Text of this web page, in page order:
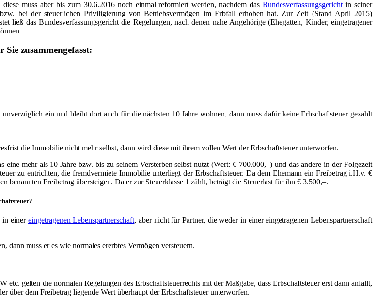
muss aber bis zum 30.6.2016 noch einmal reformiert werden, nachdem dasBundesverfassungsgericht in seiner
bei der steuerlichen Priviligierung von Betriebsvermögen im Erbfall erhoben hat. Zur Zeit (Stand April 2015)
ließ das Bundesverfassungsgericht die Regelungen, nach denen nahe Angehörige (Ehegatten, Kinder, eingetragener
zusammengefasst:
ein und bleibt dort auch für die nächsten 10 Jahre wohnen, dann muss dafür keine Erbschaftsteuer gezahlt
die Immobilie nicht mehr selbst, dann wird diese mit ihrem vollen Wert der Erbschaftsteuer unterworfen.
mehr als 10 Jahre bzw. bis zu seinem Versterben selbst nutzt (Wert: € 700.000,–) und das andere in der Folgezeit
zu entrichten, die fremdvermiete Immobilie unterliegt der Erbschaftsteuer. Da dem Ehemann ein Freibetrag i.H.v. €
Freibetrag übersteigen. Da er zur Steuerklasse 1 zählt, beträgt die Steuerlast für ihn € 3.500,–.
in einer eingetragenen Lebenspartnerschaft, aber nicht für Partner, die weder in einer eingetragenen Lebenspartnerschaft
dann muss er es wie normales ererbtes Vermögen versteuern.
gelten die normalen Regelungen des Erbschaftsteuerrechts mit der Maßgabe, dass Erbschaftsteuer erst dann anfällt,
über dem Freibetrag liegende Wert überhaupt der Erbschaftsteuer unterworfen.